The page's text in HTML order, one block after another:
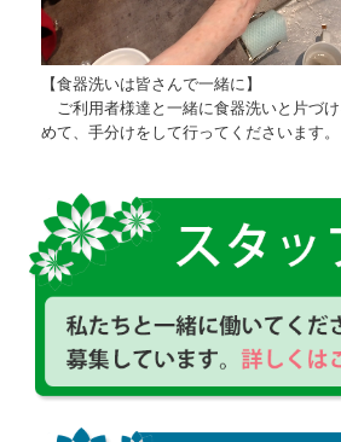
【食器洗いは皆さんで一緒に】
ご利用者様達と一緒に食器洗いと片づ
めて、手分けをして行ってくださいます。